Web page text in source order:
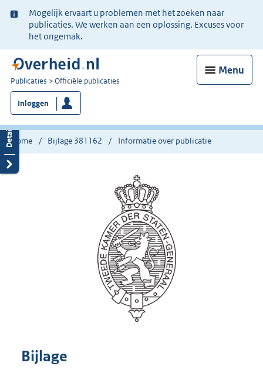
Ter
informatie:
Mogelijk ervaart u problemen met het zoeken naar
publicaties. We werken aan een oplossing. Excuses voor
het ongemak.
Menu
U
bent
nu
hier:
Publicaties Officiële publicaties
Inloggen
Home Bijlage 381162 Informatie over publicatie
Bijlage